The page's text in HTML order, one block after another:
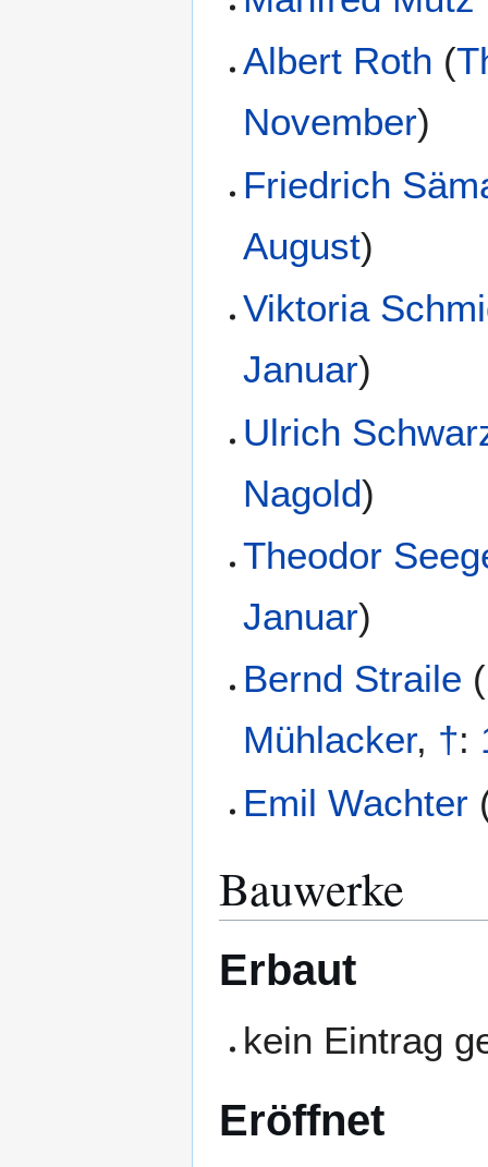
Albert Roth (
November)
Friedrich
August)
Viktoria
Januar)
Ulrich
Nagold)
Theodor
Januar)
Bernd Straile (
Mühlacker, †:
Emil Wachter
Bauwerke
Erbaut
kein Eintrag
Eröffnet